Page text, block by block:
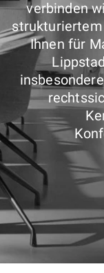
verbinden
Ihnen für